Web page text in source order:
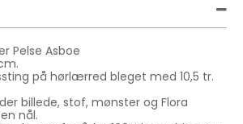
Pelse Asboe
på hørlærred bleget med 10,5 tr.
billede, stof, mønster og Flora
nål.